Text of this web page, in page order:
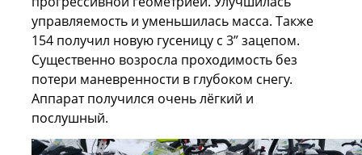
управляемость и уменьшилась масса. Также
154 получил новую гусеницу с 3” зацепом.
Существенно возросла проходимость без
потери маневренности в глубоком снегу.
Аппарат получился очень лёгкий и
послушный.